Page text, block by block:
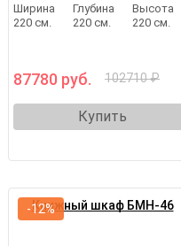
Ширина
220 см.
Глубина
220 см.
Высота
220 см.
87780 руб. 102710 ₽
Купить
Книжный шкаф БМН-46
-12%